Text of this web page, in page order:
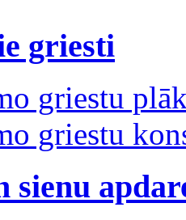
griesti
griestu
griestu
sienu